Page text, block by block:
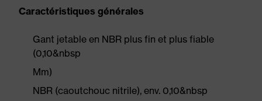
Caractéristiques générales
Gant jetable en NBR plus fin et plus fiable
(0,10&nbsp
Mm)
NBR (caoutchouc nitrile), env. 0,10&nbsp